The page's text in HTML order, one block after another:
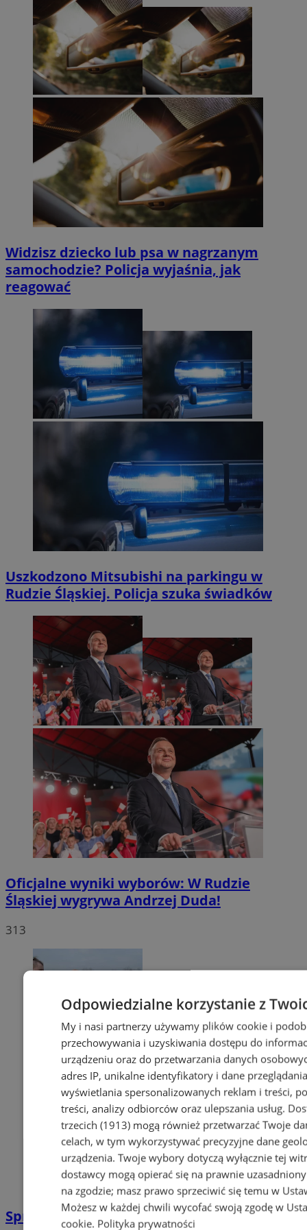
Widzisz dziecko lub psa w nagrzanym
samochodzie? Policja wyjaśnia, jak
reagować
Uszkodzono Mitsubishi na parkingu w
Rudzie Śląskiej. Policja szuka świadków
Oficjalne wyniki wyborów: W Rudzie
Śląskiej wygrywa Andrzej Duda!
313
Sprzeciwiają się niedzieli wolnej od handlu
Odpowiedzialne korzystanie z
My i nasi partnerzy używamy plików cookie i
przechowywania i uzyskiwania dostępu do
urządzeniu oraz do przetwarzania danych
adres IP, unikalne identyfikatory i dane
wyświetlania spersonalizowanych reklam i treści,
treści, analizy odbiorców oraz ulepszania usług.
trzecich (1913)mogą również przetwarzać Twoje
celach, w tym wykorzystywać precyzyjne dane
urządzenia. Twoje wybory dotyczą wyłącznie tej
dostawcy mogą opierać się na prawnie
na zgodzie; masz prawo sprzeciwić się temu w
Możesz w każdej chwili wycofać swoją zgodę w
cookie. Polityka prywatności